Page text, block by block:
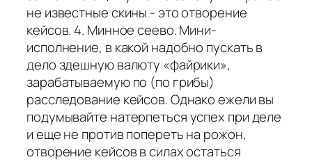
не известные скины - это отворение
кейсов. 4. Минное сеево. Мини-
исполнение, в какой надобно пускать в
дело здешную валюту «файрики»,
зарабатываемую по (по грибы)
расследование кейсов. Однако ежели вы
подумывайте натерпеться успех при деле
и еще не против попереть на рожон,
отворение кейсов в силах остаться